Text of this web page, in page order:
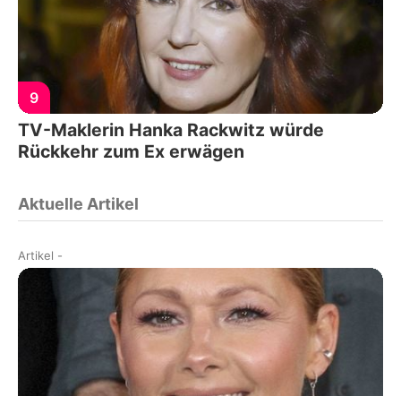
9
TV-Maklerin Hanka Rackwitz würde
Rückkehr zum Ex erwägen
Aktuelle Artikel
Artikel -